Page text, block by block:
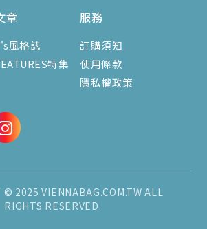
章
風格誌
特集
服務
訂購須知
使用條款
隱私權政策
© 2025 VIENNABAG.COM.TW ALL
RIGHTS RESERVED.